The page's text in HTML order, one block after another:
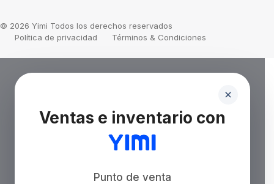
© 2026 Yimi Todos los derechos reservados
Política de privacidad
Términos & Condiciones
Ventas e inventario con
Punto de venta